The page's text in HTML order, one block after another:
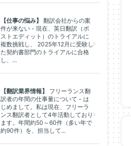
【仕事の悩み】
翻訳会社からの案
件が来ない - 現在、英日翻訳（ポ
ストエディット）のトライアルに
複数挑戦し、 2025年12月に受験し
た契約書部門のトライアルに合格
し、...
【翻訳業界情報】
フリーランス翻
訳者の年間の仕事量について - は
じめまして。私は現在、フリーラ
ンス翻訳者として4年活動しており
ます。年間約50～60件（多い年で
約90件）を、担当して...